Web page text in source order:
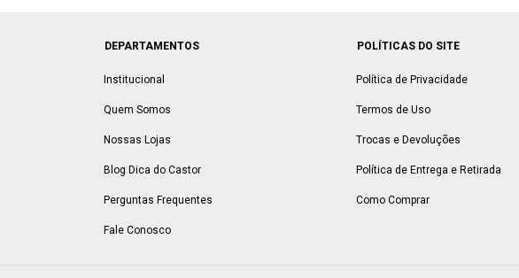
DEPARTAMENTOS
Institucional
Quem Somos
Nossas Lojas
Blog Dica do Castor
Perguntas Frequentes
Fale Conosco
POLÍTICAS DO SITE
Política de Privacidade
Termos de Uso
Trocas e Devoluções
Política de Entrega e Retirada
Como Comprar